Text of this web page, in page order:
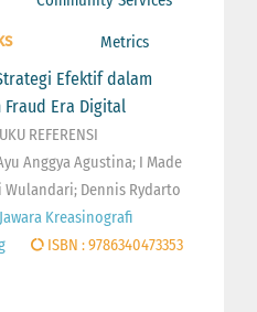
Metrics
Efektif dalam
Fraud Era Digital
REFERENSI
Anggya Agustina; I Made
Dennis Rydarto
Jawara Kreasinografi
ISBN : 9786340473353